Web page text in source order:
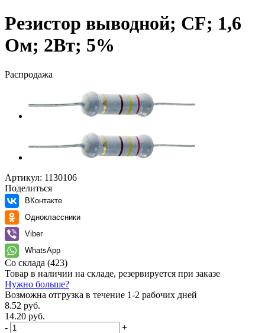
Резистор выводной; CF; 1,6
Ом; 2Вт; 5%
Распродажа
Артикул: 1130106
Поделиться
ВКонтакте
Одноклассники
Viber
WhatsApp
Со склада (423)
Товар в наличии на складе, резервируется при заказе
Нужно больше?
Возможна отгрузка в течение 1-2 рабочих дней
8.52 руб.
14.20 руб.
-
+